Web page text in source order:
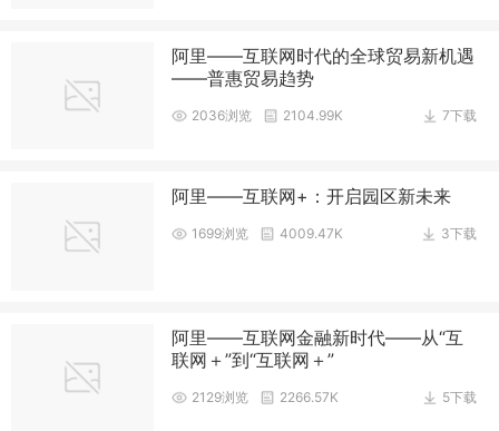
阿里——互联网时代的全球贸易新机遇
——普惠贸易趋势
7下载
2036浏览 2104.99K
阿里——互联网+：开启园区新未来
3下载
1699浏览 4009.47K
阿里——互联网金融新时代——从“互
联网＋”到“互联网＋”
5下载
2129浏览 2266.57K